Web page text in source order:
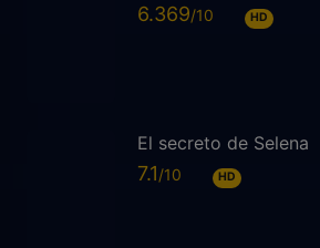
6.369 HD
El secreto de Selena
7.1 HD